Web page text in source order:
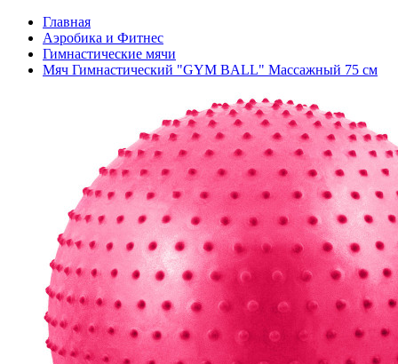
Главная
Аэробика и Фитнес
Гимнастические мячи
Мяч Гимнастический "GYM BALL" Массажный 75 см